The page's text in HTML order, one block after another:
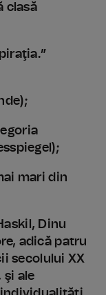
clasă
mari din
Dinu
adică patru
secolului XX
şi ale